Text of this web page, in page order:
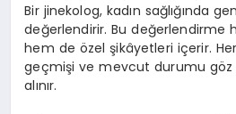
Bir jinekolog, kadın sağlığında
değerlendirir. Bu değerlendirme
hem de özel şikâyetleri içerir.
geçmişi ve mevcut durumu
alınır.